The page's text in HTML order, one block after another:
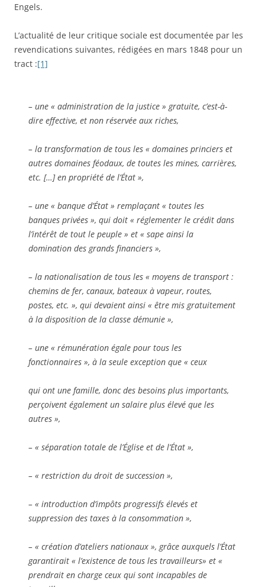
Engels.
L’actualité de leur critique sociale est documentée par les
revendications suivantes, rédigées en mars 1848 pour un
tract :[1]
– une « administration de la justice » gratuite, c’est-à-
dire effective, et non réservée aux riches,
– la transformation de tous les « domaines princiers et
autres domaines féodaux, de toutes les mines, carrières,
etc. […] en propriété de l’État »,
– une « banque d’État » remplaçant « toutes les
banques privées », qui doit « réglementer le crédit dans
l’intérêt de tout le peuple » et « sape ainsi la
domination des grands financiers »,
– la nationalisation de tous les « moyens de transport :
chemins de fer, canaux, bateaux à vapeur, routes,
postes, etc. », qui devaient ainsi « être mis gratuitement
à la disposition de la classe démunie »,
– une « rémunération égale pour tous les
fonctionnaires », à la seule exception que « ceux
qui ont une famille, donc des besoins plus importants,
perçoivent également un salaire plus élevé que les
autres »,
– « séparation totale de l’Église et de l’État »,
– « restriction du droit de succession »,
– « introduction d’impôts progressifs élevés et
suppression des taxes à la consommation »,
– « création d’ateliers nationaux », grâce auxquels l’État
garantirait « l’existence de tous les travailleurs» et «
prendrait en charge ceux qui sont incapables de